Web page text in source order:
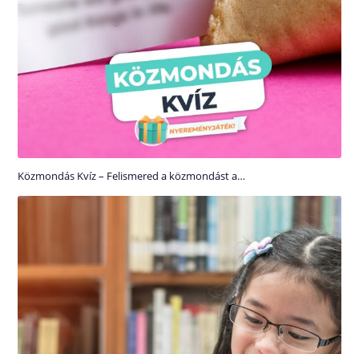
Közmondás Kvíz – Felismered a közmondást a…